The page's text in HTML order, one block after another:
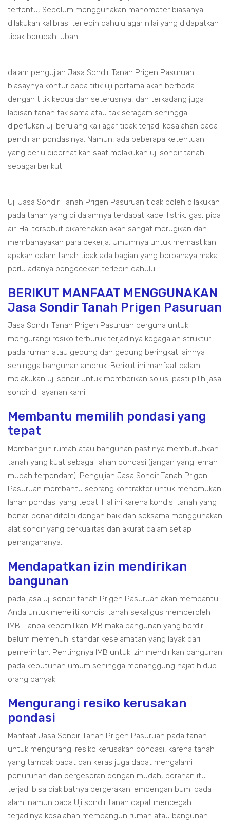
tertentu, Sebelum menggunakan manometer biasanya
dilakukan kalibrasi terlebih dahulu agar nilai yang didapatkan
tidak berubah-ubah.
dalam pengujian Jasa Sondir Tanah Prigen Pasuruan
biasaynya kontur pada titik uji pertama akan berbeda
dengan titik kedua dan seterusnya, dan terkadang juga
lapisan tanah tak sama atau tak seragam sehingga
diperlukan uji berulang kali agar tidak terjadi kesalahan pada
pendirian pondasinya. Namun, ada beberapa ketentuan
yang perlu diperhatikan saat melakukan uji sondir tanah
sebagai berikut :
Uji Jasa Sondir Tanah Prigen Pasuruan tidak boleh dilakukan
pada tanah yang di dalamnya terdapat kabel listrik, gas, pipa
air. Hal tersebut dikarenakan akan sangat merugikan dan
membahayakan para pekerja. Umumnya untuk memastikan
apakah dalam tanah tidak ada bagian yang berbahaya maka
perlu adanya pengecekan terlebih dahulu.
BERIKUT MANFAAT MENGGUNAKAN
Jasa Sondir Tanah Prigen Pasuruan
Jasa Sondir Tanah Prigen Pasuruan berguna untuk
mengurangi resiko terburuk terjadinya kegagalan struktur
pada rumah atau gedung dan gedung beringkat lainnya
sehingga bangunan ambruk. Berikut ini manfaat dalam
melakukan uji sondir untuk memberikan solusi pasti pilih jasa
sondir di layanan kami:
Membantu memilih pondasi yang
tepat
Membangun rumah atau bangunan pastinya membutuhkan
tanah yang kuat sebagai lahan pondasi (jangan yang lemah
mudah terpendam). Pengujian Jasa Sondir Tanah Prigen
Pasuruan membantu seorang kontraktor untuk menemukan
lahan pondasi yang tepat. Hal ini karena kondisi tanah yang
benar-benar diteliti dengan baik dan seksama menggunakan
alat sondir yang berkualitas dan akurat dalam setiap
penangananya.
Mendapatkan izin mendirikan
bangunan
pada jasa uji sondir tanah Prigen Pasuruan akan membantu
Anda untuk meneliti kondisi tanah sekaligus memperoleh
IMB. Tanpa kepemilikan IMB maka bangunan yang berdiri
belum memenuhi standar keselamatan yang layak dari
pemerintah. Pentingnya IMB untuk izin mendirikan bangunan
pada kebutuhan umum sehingga menanggung hajat hidup
orang banyak.
Mengurangi resiko kerusakan
pondasi
Manfaat Jasa Sondir Tanah Prigen Pasuruan pada tanah
untuk mengurangi resiko kerusakan pondasi, karena tanah
yang tampak padat dan keras juga dapat mengalami
penurunan dan pergeseran dengan mudah, peranan itu
terjadi bisa diakibatnya pergerakan lempengan bumi pada
alam. namun pada Uji sondir tanah dapat mencegah
terjadinya kesalahan membangun rumah atau bangunan